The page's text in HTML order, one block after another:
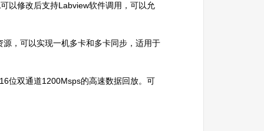
以修改后支持Labview软件调用，可以允
，可以实现一机多卡和多卡同步，适用于
位双通道1200Msps的高速数据回放。可